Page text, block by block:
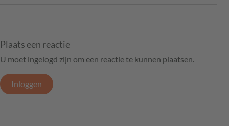
Plaats een reactie
U moet ingelogd zijn om een reactie te kunnen plaatsen.
Inloggen